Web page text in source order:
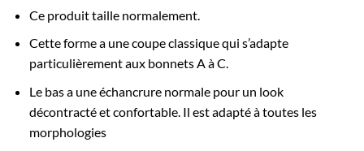
Ce produit taille normalement.
Cette forme a une coupe classique qui s’adapte
particulièrement aux bonnets A à C.
Le bas a une échancrure normale pour un look
décontracté et confortable. Il est adapté à toutes les
morphologies